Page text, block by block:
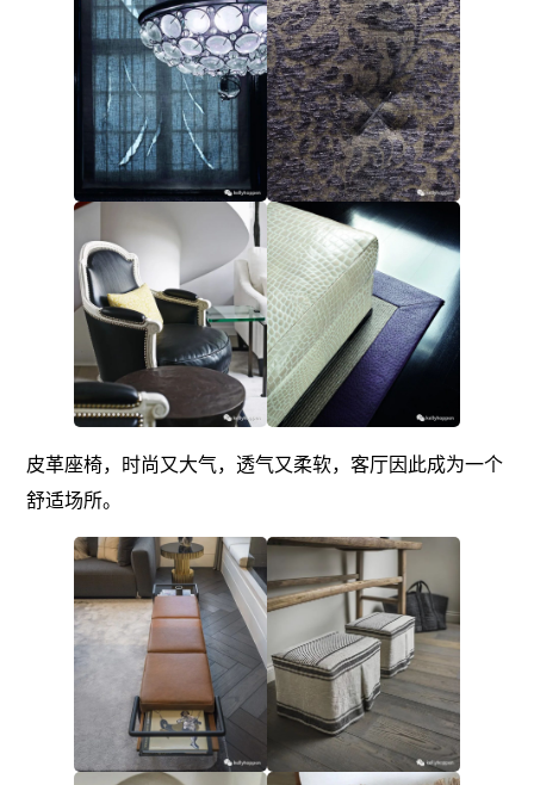
皮革座椅，时尚又大气，透气又柔软，客厅因此成为一个
舒适场所。